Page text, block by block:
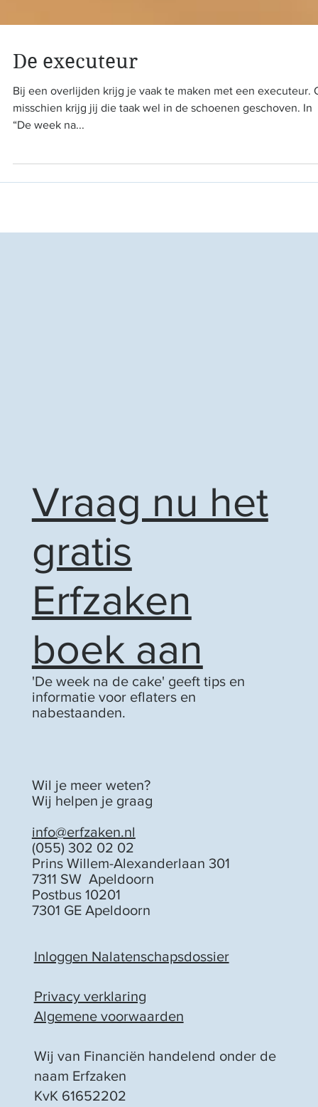
De executeur
Bij een overlijden krijg je vaak te maken met een executeur.
misschien krijg jij die taak wel in de schoenen geschoven. In
Wil je meer weten?
Wij helpen je graag
info@erfzaken.nl
(055) 302 02 02
Prins Willem-Alexanderlaan 301
7311 SW Apeldoorn
Postbus 10201
Vraag nu het
gratis
Erfzaken
boek aan
'De week na de cake' geeft tips en
informatie voor eflaters en
Privacy verklaring
Wij van Financiën handelend onder de
naam Erfzaken